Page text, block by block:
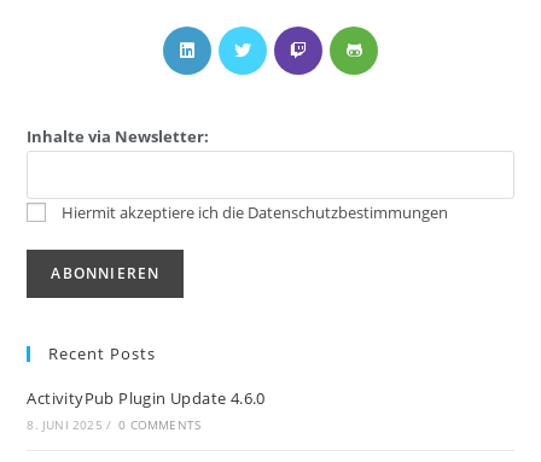
Inhalte via Newsletter:
Hiermit akzeptiere ich die Datenschutzbestimmungen
Recent Posts
ActivityPub Plugin Update 4.6.0
8. JUNI 2025 / 0 COMMENTS